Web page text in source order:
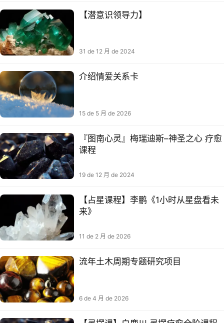
【潜意识领导力】
31 de 12 月 de 2024
介绍情爱关系卡
15 de 5 月 de 2026
『图南心灵』梅瑞迪斯–神圣之心 疗愈
课程
19 de 12 月 de 2024
【占星课程】李鹏《1小时从星盘看未
来》
11 de 2 月 de 2026
流年土木周期专题研究项目
6 de 4 月 de 2026